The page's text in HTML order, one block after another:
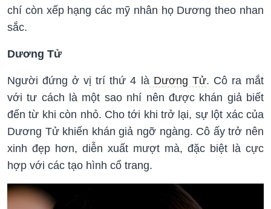
chí còn xếp hạng các mỹ nhân họ Dương theo nhan
sắc.
Dương Tử
Người đứng ở vị trí thứ 4 là Dương Tử. Cô ra mắt
với tư cách là một sao nhí nên được khán giả biết
đến từ khi còn nhỏ. Cho tới khi trở lại, sự lột xác của
Dương Tử khiến khán giả ngỡ ngàng. Cô ấy trở nên
xinh đẹp hơn, diễn xuất mượt mà, đặc biệt là cực
hợp với các tạo hình cổ trang.